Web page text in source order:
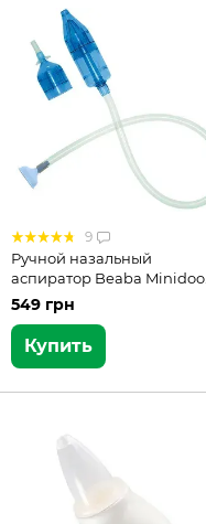
9
Ручной назальный
аспиратор Beaba Minidoo
920311
549 грн
Купить